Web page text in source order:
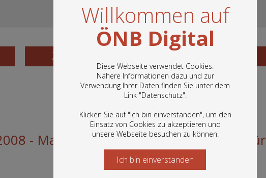
Willkommen auf
ÖNB Digital
Diese Webseite verwendet Cookies.
Nähere Informationen dazu und zur
Verwendung Ihrer Daten finden Sie unter dem
Link "Datenschutz".
Klicken Sie auf "Ich bin einverstanden", um den
Einsatz von Cookies zu akzeptieren und
unsere Webseite besuchen zu können.
In diesem Portal finden Sie die digitalen
Bestände der Österreichischen
Grafiken und vieles mehr.
Ich bin einverstanden
Starten Sie jetzt
Zum Katalogisat
- Mag. Hubert Kuzdas. Ihre Stimme für